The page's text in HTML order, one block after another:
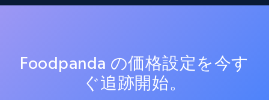
Asin, URL, Name, Sponsored, Initial price, Final
price, Currency, Sold, and more.
測定する。効果的なプロモーション戦術と新興トレン
SKUやバリエーションを複数チャネルで最適化し、製品
トフォームで一貫性と正確性を確保します。
Foodpanda の価格設定を今す
ぐ追跡開始。